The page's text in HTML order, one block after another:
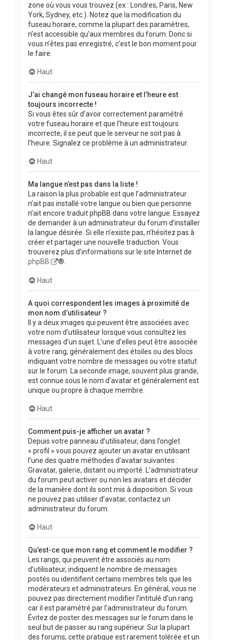
zone où vous vous trouvez (ex : Londres, Paris, New
York, Sydney, etc.). Notez que la modification du
fuseau horaire, comme la plupart des paramètres,
n’est accessible qu’aux membres du forum. Donc si
vous n’êtes pas enregistré, c’est le bon moment pour
le faire.
Haut
J’ai changé mon fuseau horaire et l’heure est
toujours incorrecte !
Si vous êtes sûr d’avoir correctement paramétré
votre fuseau horaire et que l’heure est toujours
incorrecte, il se peut que le serveur ne soit pas à
l’heure. Signalez ce problème à un administrateur.
Haut
Ma langue n’est pas dans la liste !
La raison la plus probable est que l’administrateur
n’ait pas installé votre langue ou bien que personne
n’ait encore traduit phpBB dans votre langue. Essayez
de demander à un administrateur du forum d’installer
la langue désirée. Si elle n’existe pas, n’hésitez pas à
créer et partager une nouvelle traduction. Vous
trouverez plus d’informations sur le site Internet de
phpBB
®.
Haut
A quoi correspondent les images à proximité de
mon nom d’utilisateur ?
Il y a deux images qui peuvent être associées avec
votre nom d’utilisateur lorsque vous consultez les
messages d’un sujet. L’une d’elles peut être associée
à votre rang, généralement des étoiles ou des blocs
indiquant votre nombre de messages ou votre statut
sur le forum. La seconde image, souvent plus grande,
est connue sous le nom d’avatar et généralement est
unique ou propre à chaque membre.
Haut
Comment puis-je afficher un avatar ?
Depuis votre panneau d’utilisateur, dans l’onglet
« profil » vous pouvez ajouter un avatar en utilisant
l’une des quatre méthodes d’avatar suivantes :
Gravatar, galerie, distant ou importé. L’administrateur
du forum peut activer ou non les avatars et décider
de la manière dont ils sont mis à disposition. Si vous
ne pouvez pas utiliser d’avatar, contactez un
administrateur du forum.
Haut
Qu’est-ce que mon rang et comment le modifier ?
Les rangs, qui peuvent être associés au nom
d’utilisateur, indiquent le nombre de messages
postés ou identifient certains membres tels que les
modérateurs et administrateurs. En général, vous ne
pouvez pas directement modifier l’intitulé d’un rang
car il est paramétré par l’administrateur du forum.
Évitez de poster des messages sur le forum dans le
seul but de passer au rang supérieur. Sur la plupart
des forums, cette pratique est rarement tolérée et un